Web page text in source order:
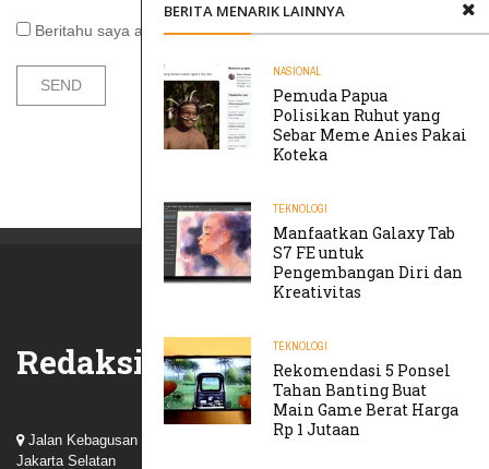
Beritahu saya akan tulisan baru melalui surel.
BERITA MENARIK LAINNYA
NASIONAL
Pemuda Papua
Polisikan Ruhut yang
Sebar Meme Anies Pakai
Koteka
TEKNOLOGI
Manfaatkan Galaxy Tab
S7 FE untuk
Pengembangan Diri dan
Kreativitas
TEKNOLOGI
Rekomendasi 5 Ponsel
Tahan Banting Buat
Main Game Berat Harga
Rp 1 Jutaan
Redaksi
Jalan Kebagusan III, Perum Nuansa Kebagusan, Pasar Minggu,
Jakarta Selatan